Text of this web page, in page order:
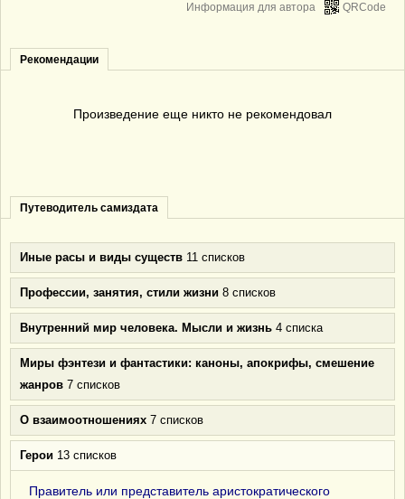
QRCode
Информация для автора
Рекомендации
Произведение еще никто не рекомендовал
Путеводитель самиздата
Иные расы и виды существ 11 списков
Профессии, занятия, стили жизни 8 списков
Внутренний мир человека. Мысли и жизнь 4 списка
Миры фэнтези и фантастики: каноны, апокрифы, смешение
жанров 7 списков
О взаимоотношениях 7 списков
Герои 13 списков
Правитель или представитель аристократического